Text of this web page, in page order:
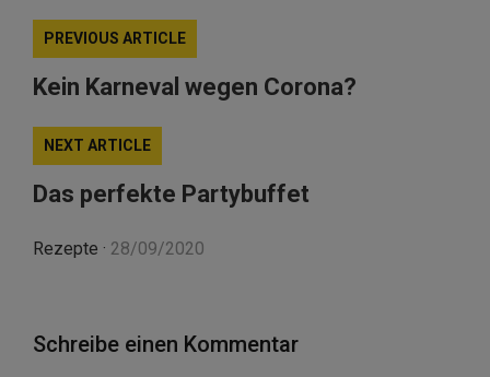
PREVIOUS ARTICLE
Kein Karneval wegen Corona?
NEXT ARTICLE
Das perfekte Partybuffet
Rezepte · 28/09/2020
Schreibe einen Kommentar